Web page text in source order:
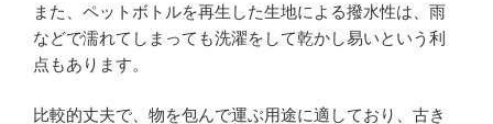
また、ペットボトルを再生した生地による撥水性は、雨
などで濡れてしまっても洗濯をして乾かし易いという利
点もあります。
比較的丈夫で、物を包んで運ぶ用途に適しており、古き